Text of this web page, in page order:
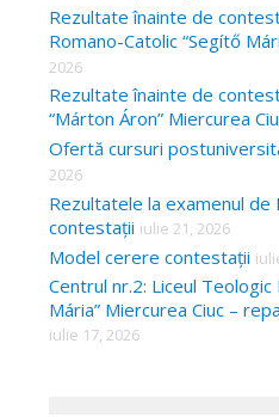
Rezultate înainte de
Romano-Catolic “Segítő
2026
Rezultate înainte de
“Márton Áron” Miercurea
Ofertă cursuri
2026
Rezultatele la examenul
contestații iulie 21, 2026
Model cerere contestații
Centrul nr.2: Liceul
Mária” Miercurea Ciuc –
iulie 17, 2026